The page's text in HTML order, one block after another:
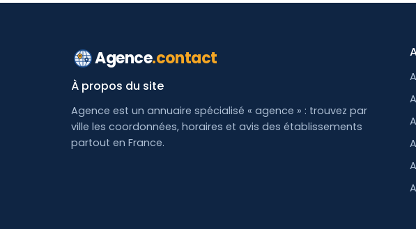
Agence.contact
À propos du site
Agence est un annuaire spécialisé « agence » : trouvez par
ville les coordonnées, horaires et avis des établissements
partout en France.